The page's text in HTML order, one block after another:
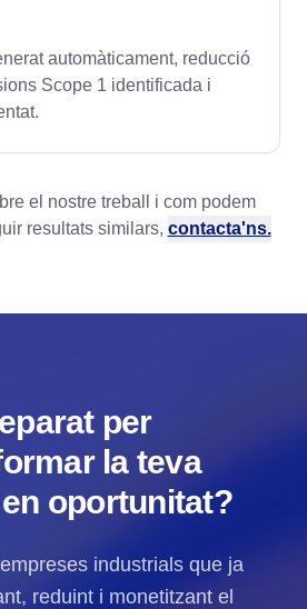
automàticament, reducció
Scope 1 identificada i
el nostre treball i com podem
resultats similars, contacta'ns.
per
la teva
oportunitat?
industrials que ja
reduint i monetitzant el